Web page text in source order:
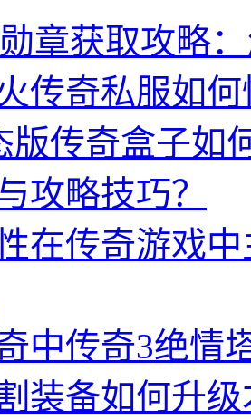
章获取攻略
传奇私服如
版传奇盒子如
攻略技巧？
在传奇游戏
中传奇3绝情
装备如何升